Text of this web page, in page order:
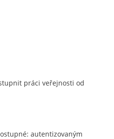
práci veřejnosti od
autentizovaným